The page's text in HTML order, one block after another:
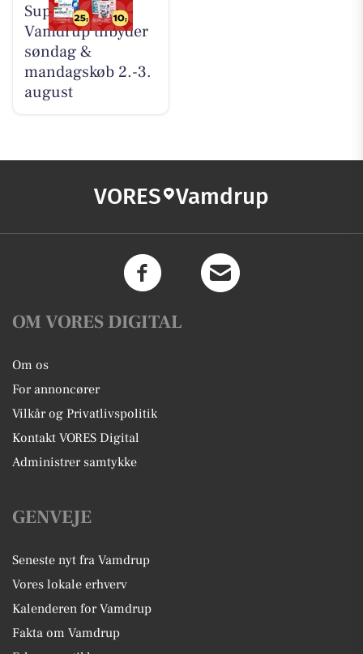
SuperBrugsen
Vamdrup tilbyder
søndag &
mandagskøb 2.-3.
august
VORES Vamdrup
OM VORES DIGITAL
Om os
For annoncører
Vilkår og Privatlivspolitik
Kontakt VORES Digital
Administrer samtykke
GENVEJE
Seneste nyt fra Vamdrup
Vores lokale erhverv
Kalenderen for Vamdrup
Fakta om Vamdrup